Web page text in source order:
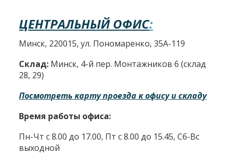
ЦЕНТРАЛЬНЫЙ ОФИС:
Минск, 220015, ул. Пономаренко, 35А-119
Склад: Минск, 4-й пер. Монтажников 6 (склад
28, 29)
Посмотреть карту проезда к офису и складу
Время работы офиса:
Пн-Чт с 8.00 до 17.00, Пт с 8.00 до 15.45, Сб-Вс
выходной